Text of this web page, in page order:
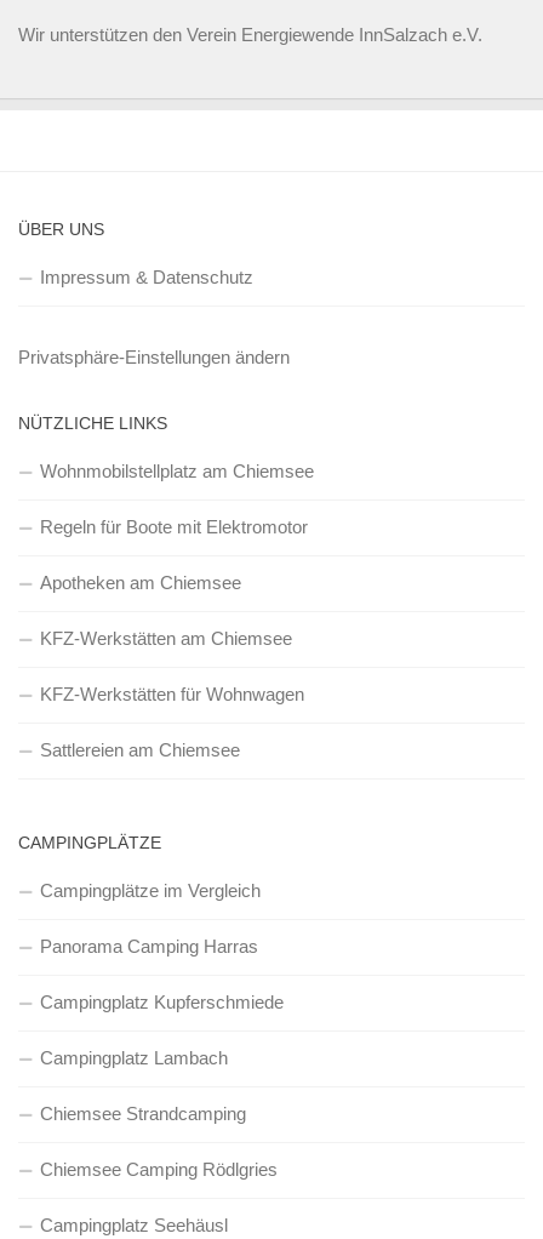
Wir unterstützen den Verein Energiewende InnSalzach e.V.
ÜBER UNS
Impressum & Datenschutz
Privatsphäre-Einstellungen ändern
NÜTZLICHE LINKS
Wohnmobilstellplatz am Chiemsee
Regeln für Boote mit Elektromotor
Apotheken am Chiemsee
KFZ-Werkstätten am Chiemsee
KFZ-Werkstätten für Wohnwagen
Sattlereien am Chiemsee
CAMPINGPLÄTZE
Campingplätze im Vergleich
Panorama Camping Harras
Campingplatz Kupferschmiede
Campingplatz Lambach
Chiemsee Strandcamping
Chiemsee Camping Rödlgries
Campingplatz Seehäusl